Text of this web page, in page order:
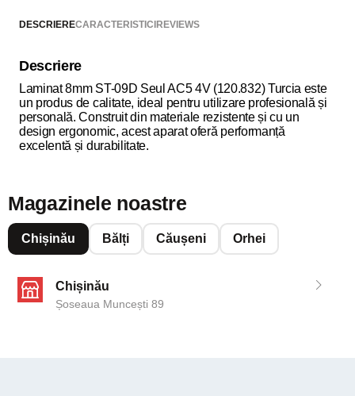
DESCRIERECARACTERISTICIREVIEWS
Descriere
Laminat 8mm ST-09D Seul AC5 4V (120.832) Turcia este
un produs de calitate, ideal pentru utilizare profesională și
personală. Construit din materiale rezistente și cu un
design ergonomic, acest aparat oferă performanță
excelentă și durabilitate.
Magazinele noastre
Chișinău Bălți Căușeni Orhei
Chișinău
Șoseaua Muncești 89